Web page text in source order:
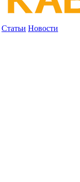
Статьи Новости